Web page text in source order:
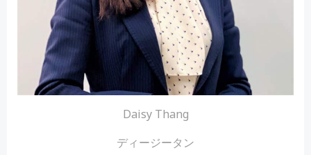
Daisy Thang
ディージータン